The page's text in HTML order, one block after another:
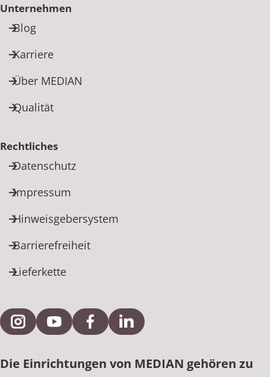
Unternehmen
Blog
Karriere
Über MEDIAN
Qualität
Rechtliches
Datenschutz
Impressum
Hinweisgebersystem
Barrierefreiheit
Lieferkette
Externe Verlinkung zu Instagram
Externe Verlinkung zu YouTube
Externe Verlinkung zu Facebook
Externe Verlinkung zu
Die Einrichtungen von MEDIAN gehören zu